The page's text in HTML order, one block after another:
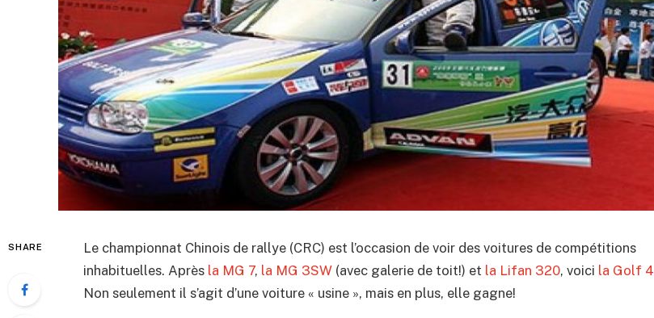
SHARE
Le championnat Chinois de rallye (CRC) est l’occasion de voir des voitures de compétitions
inhabituelles. Après la MG 7, la MG 3SW (avec galerie de toit!) et la Lifan 320, voici la Golf 4
Non seulement il s’agit d’une voiture « usine », mais en plus, elle gagne!